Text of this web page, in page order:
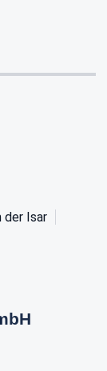
der Isar